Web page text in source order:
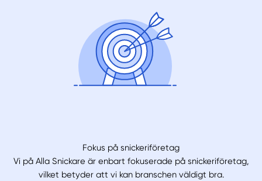
Fokus på snickeriföretag
Vi på Alla Snickare är enbart fokuserade på snickeriföretag,
vilket betyder att vi kan branschen väldigt bra.